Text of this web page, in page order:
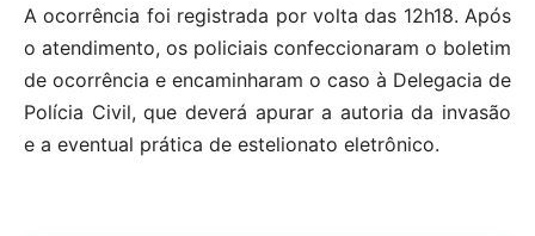
A ocorrência foi registrada por volta das 12h18. Após
o atendimento, os policiais confeccionaram o boletim
de ocorrência e encaminharam o caso à Delegacia de
Polícia Civil, que deverá apurar a autoria da invasão
e a eventual prática de estelionato eletrônico.